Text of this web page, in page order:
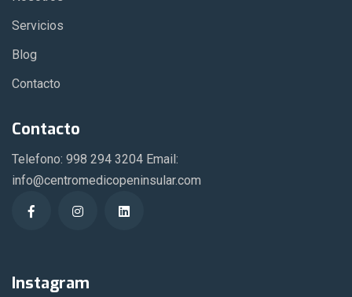
Servicios
Blog
Contacto
Contacto
Telefono: 998 294 3204 Email:
info@centromedicopeninsular.com
Instagram